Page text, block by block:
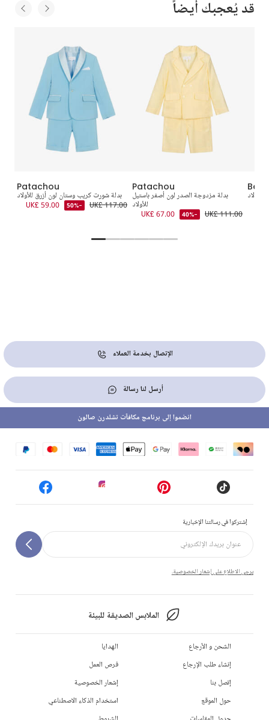
قد يُعجبك أيضاً
Patachou
بدلة شورت كريب وستان لون أزرق للأولاد
UK£ 117.00
-50%
UK£ 59.00
Patachou
بدلة مزدوجة الصدر لون أصفر باستيل
للأولاد
UK£ 111.00
-40%
UK£ 67.00
الإتصال بخدمة العملاء
أرسل لنا رسالة
إشتركوا في رسالتنا الإخبارية
يرجى الاطلاع على إشعار الخصوصية.
الملابس الصديقة للبيئة
انضموا إلى برنامج مكافآت تشلدرن صالون
الشحن و الأرجاع
إنشاء طلب الإرجاع
إتصل بنا
حول الموقع
الهدايا
فرص العمل
إشعار الخصوصية
استخدام الذكاء الاصطناعي